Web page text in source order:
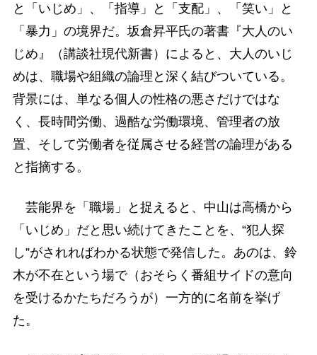
と「いじめ」、「指導」と「支配」、「笑い」と
「暴力」の境界だ。坂倉昇平氏の著書『大人のい
じめ』（講談社現代新書）によると、大人のいじ
めは、職場や組織の論理と深く結びついている。
背景には、単なる個人の性格の悪さだけではな
く、長時間労働、過酷な労働環境、管理者の放
置、そして労働者を従属させる経営の論理がある
と指摘する。
芸能界を「職場」と捉えると、中山は高橋から
「いじめ」だと思い続けてきたことを、“犯人探
し”がされればわかる状態で発信した。あのは、鈴
木が不在という場で（おそらく番組サイドの意向
を受けるかたちだろうが）一方的に名前を挙げ
た。